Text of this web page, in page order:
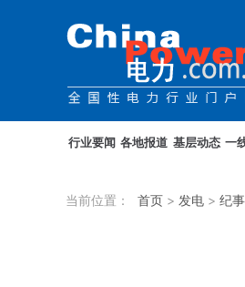
行业要闻 各地报道 基层动态 一
当前位置： 首页 > 发电 > 纪